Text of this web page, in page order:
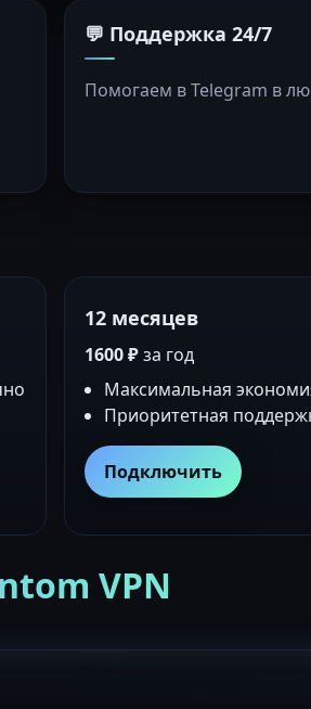
💬 Поддержка 24/7
Помогаем в Telegram в
12 месяцев
1600 ₽за год
Максимальная
Приоритетная
Подключить
VPN